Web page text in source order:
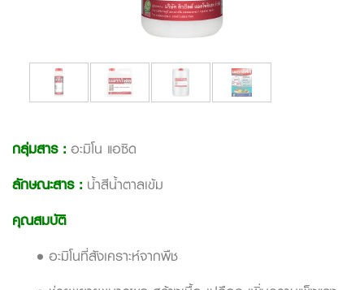
กลุ่มสาร : อะมิโน แอซิด
ลักษณะสาร : น้ำสีน้ำตาลเข้ม
คุณสมบัติ
• อะมิโนที่สังเคราะห์จากพืช